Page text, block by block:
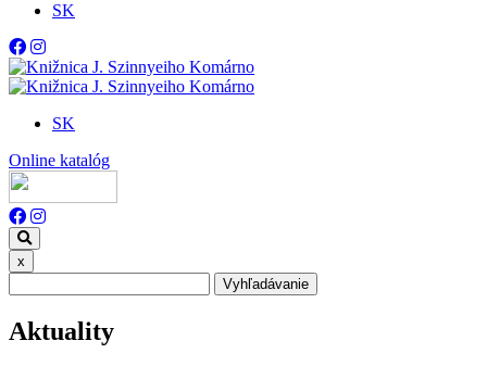
SK
SK
Online katalóg
x
Vyhľadávanie
Aktuality